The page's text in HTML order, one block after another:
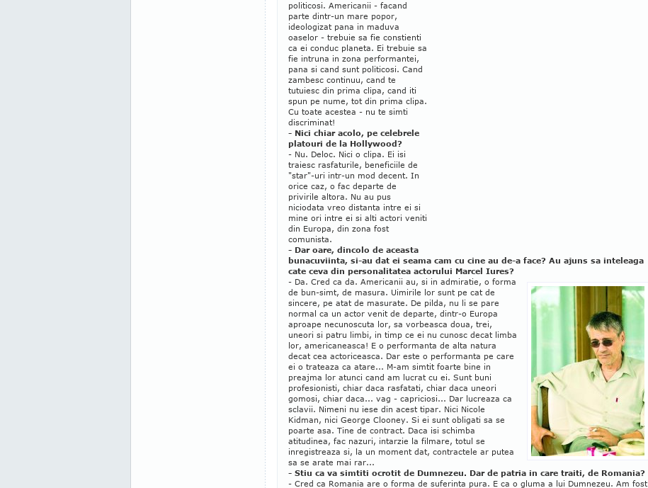
politicosi. Americanii - facand
parte dintr-un mare popor,
ideologizat pana in maduva
oaselor - trebuie sa fie constienti
ca ei conduc planeta. Ei trebuie sa
fie intruna in zona performantei,
pana si cand sunt politicosi. Cand
zambesc continuu, cand te
tutuiesc din prima clipa, cand iti
spun pe nume, tot din prima clipa.
Cu toate acestea - nu te simti
discriminat!
- Nici chiar acolo, pe celebrele
platouri de la Hollywood?
- Nu. Deloc. Nici o clipa. Ei isi
traiesc rasfaturile, beneficiile de
"star"-uri intr-un mod decent. In
orice caz, o fac departe de
privirile altora. Nu au pus
niciodata vreo distanta intre ei si
mine ori intre ei si alti actori veniti
din Europa, din zona fost
comunista.
- Dar oare, dincolo de aceasta
bunacuviinta, si-au dat ei seama cam cu cine au de-a face? Au ajuns sa inteleaga
cate ceva din personalitatea actorului Marcel Iures?
- Da. Cred ca da. Americanii au, si in admiratie, o forma
de bun-simt, de masura. Uimirile lor sunt pe cat de
sincere, pe atat de masurate. De pilda, nu li se pare
normal ca un actor venit de departe, dintr-o Europa
aproape necunoscuta lor, sa vorbeasca doua, trei,
uneori si patru limbi, in timp ce ei nu cunosc decat limba
lor, americaneasca! E o performanta de alta natura
decat cea actoriceasca. Dar este o performanta pe care
ei o trateaza ca atare... M-am simtit foarte bine in
preajma lor atunci cand am lucrat cu ei. Sunt buni
profesionisti, chiar daca rasfatati, chiar daca uneori
gomosi, chiar daca... vag - capriciosi... Dar lucreaza ca
sclavii. Nimeni nu iese din acest tipar. Nici Nicole
Kidman, nici George Clooney. Si ei sunt obligati sa se
poarte asa. Tine de contract. Daca isi schimba
atitudinea, fac nazuri, intarzie la filmare, totul se
inregistreaza si, la un moment dat, contractele ar putea
sa se arate mai rar...
- Stiu ca va simtiti ocrotit de Dumnezeu. Dar de patria in care traiti, de Romania?
- Cred ca Romania are o forma de suferinta pura. E ca o gluma a lui Dumnezeu. Am fost